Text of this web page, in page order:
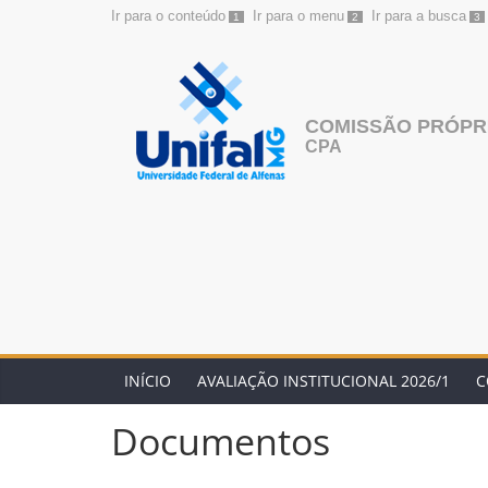
Ir para o conteúdo 1 Ir para o menu 2 Ir para a busca 3
COMISSÃO
CPA
INÍCIO AVALIAÇÃO INSTITUCIONAL 2026/1
Documentos